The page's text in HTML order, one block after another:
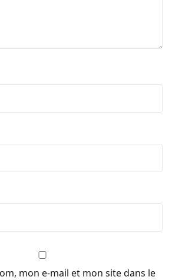
mon e-mail et mon site dans le